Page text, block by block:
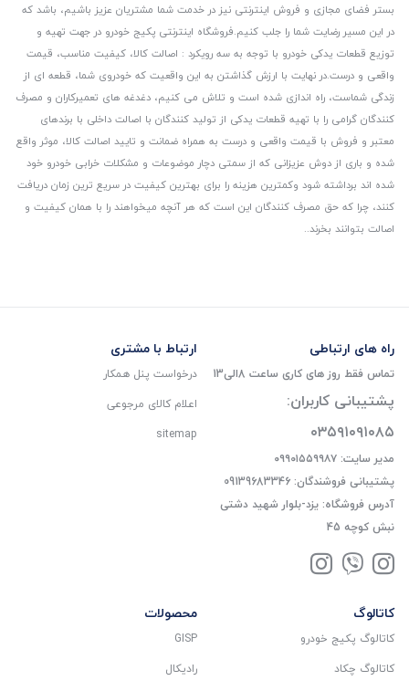
بستر فضای مجازی و فروش اینترنتی نیز در خدمت شما مشتریان عزیز باشیم، باشد که
در این مسیر رضایت شما را جلب کنیم.فروشگاه اینترنتی پکیج خودرو در جهت تهیه و
توزیع قطعات یدکی خودرو با توجه به سه رویکرد : اصالت کالا، کیفیت مناسب، قیمت
واقعی و درست.در نهایت با ارزش گذاشتن به این واقعیت که خودروی شما، قطعه ای از
زندگی شماست، راه اندازی شده است و تلاش می کنیم، دغدغه های تعمیرکاران و مصرف
کنندگان گرامی را با تهیه قطعات یدکی از تولید کنندگان با اصالت داخلی با برندهای
معتبر و فروش با قیمت واقعی و درست به همراه ضمانت و تایید اصالت کالا، موثر واقع
شده و باری از دوش عزیزانی که از سمتی دچار موضوعات و مشکلات خرابی خودرو خود
شده اند برداشته شود و‌کمترین هزینه را برای بهترین کیفیت در سریع ترین زمان دریافت
کنند، چرا که حق مصرف کنندگان این است که هر آنچه میخواهند را با همان کیفیت و
اصالت بتوانند بخرند..
راه های ارتباطی
تماس فقط روز های کاری ساعت 8الی13
پشتیبانی کاربران:
۰۳۵۹۱۰۹۱۰۸۵
مدیر سایت: ۰۹۹۰۱۵۵۹۹۸۷
پشتیبانی فروشندگان: 09139683346
آدرس فروشگاه: یزد-بلوار شهید دشتی
نبش کوچه 45
ارتباط با مشتری
درخواست پنل همکار
اعلام کالای مرجوعی
sitemap
کاتالوگ
کاتالوگ پکیج خودرو
کاتالوگ چکاد
محصولات
GISP
رادیکال